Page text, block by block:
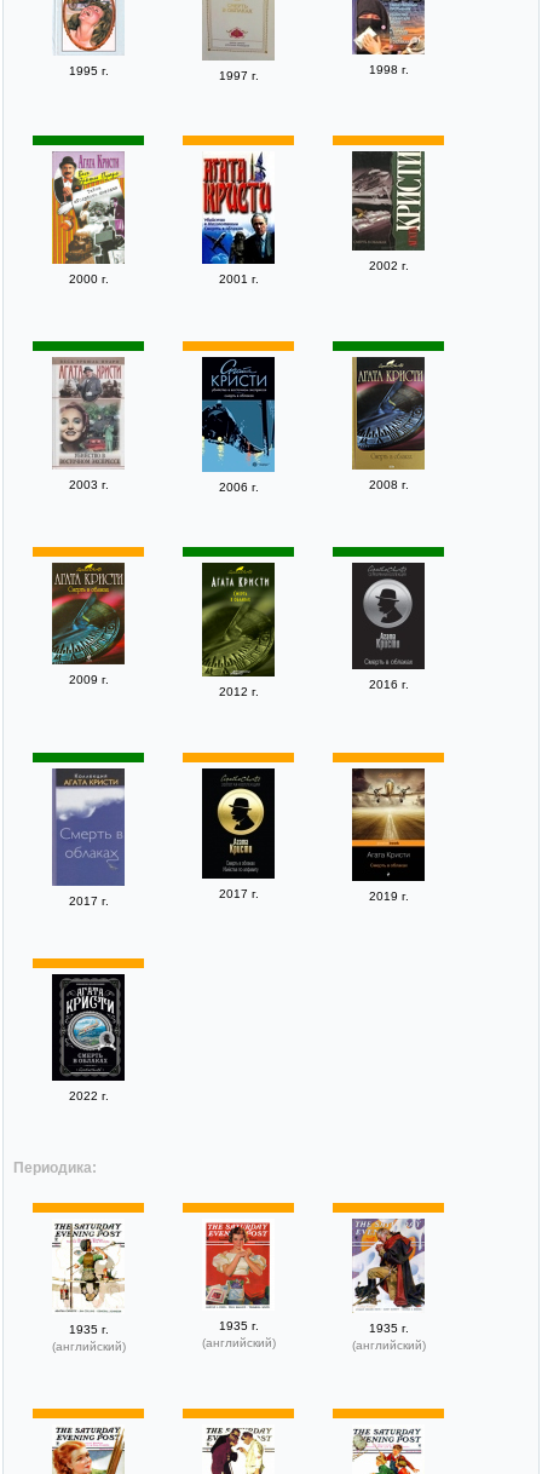
1995 г. 1997 г. 1998 г.
2000 г. 2001 г.
2002 г.
2003 г. 2006 г. 2008 г.
2009 г.
2012 г.
2016 г.
2017 г.
2017 г. 2019 г.
2022 г.
Периодика:
1935 г.
(английский)
1935 г.
(английский)
1935 г.
(английский)